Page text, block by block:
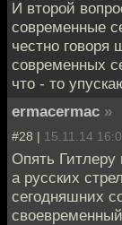
И второй
современные
честно говоря
современных
что - то
ermacermac »
#28 | 15.11.14
Опять
а русских
сегодняшних